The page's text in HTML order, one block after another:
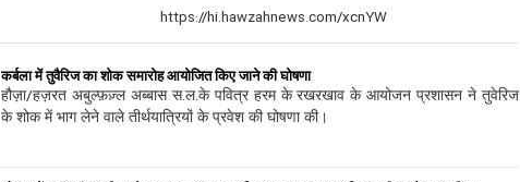
कर्बला में तुवैरिज का शोक समारोह आयोजित किए जाने की घोषणा
हौज़ा/हज़रत अबुल्फ़ज़्ल अब्बास स.ल.के पवित्र हरम के रखरखाव के आयोजन प्रशासन ने तुवेरिज
के शोक में भाग लेने वाले तीर्थयात्रियों के प्रवेश की घोषणा की।